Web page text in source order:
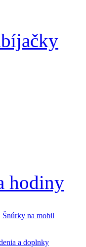
hodiny
Šnúrky na mobil
a doplnky